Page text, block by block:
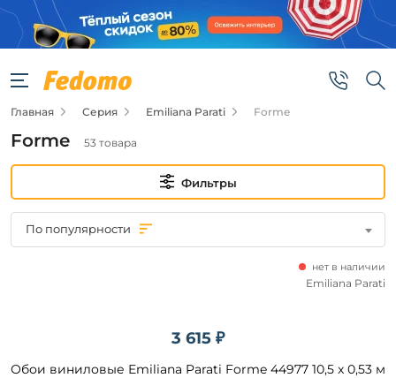
Фильтры
Цена
от
Главная Серия Emiliana Parati Forme
Forme 53 товара
Фильтры
По популярности
3 615 ₽
Обои виниловые Emiliana Parati Forme 44977 10,5 x 0,53 м
нет в наличии
Emiliana Parati